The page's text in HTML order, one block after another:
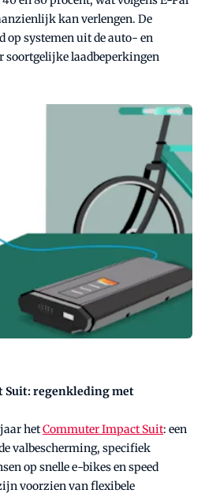
kan verlengen. De
op systemen uit de auto- en
soortgelijke laadbeperkingen
Suit: regenkleding met
hetCommuter Impact Suit: een
valbescherming, specifiek
op snelle e-bikes en speed
voorzien van flexibele